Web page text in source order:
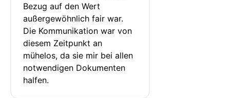
Bezug auf den Wert
außergewöhnlich fair war.
Die Kommunikation war von
diesem Zeitpunkt an
mühelos, da sie mir bei allen
notwendigen Dokumenten
halfen.